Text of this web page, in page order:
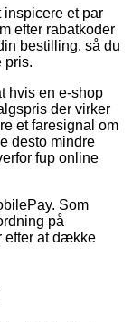
et par
efter rabatkoder
bestilling, så du
pris.
hvis en e-shop
der virker
et faresignal om
desto mindre
fup online
Som
på
efter at dække